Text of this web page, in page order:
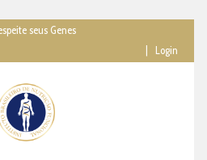
seus Genes
Login